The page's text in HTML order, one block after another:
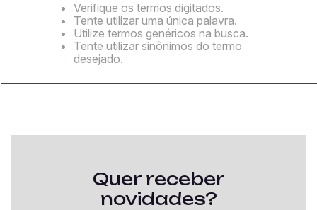
Verifique os termos digitados.
Tente utilizar uma única palavra.
Utilize termos genéricos na busca.
Tente utilizar sinônimos do termo
desejado.
Quer receber
novidades?